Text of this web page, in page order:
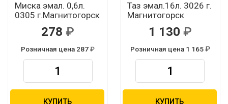
Миска эмал. 0,6л.
0305 г.Магнитогорск
278
Розничная цена 287
КУПИТЬ
Таз эмал.16л. 3026 г.
Магнитогорск
1 130
Розничная цена 1 165
КУПИТЬ